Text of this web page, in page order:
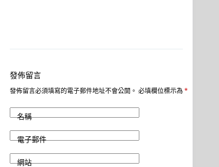
發佈留言
發佈留言必須填寫的電子郵件地址不會公開。 必填欄位標示為 *
名稱
電子郵件
網站